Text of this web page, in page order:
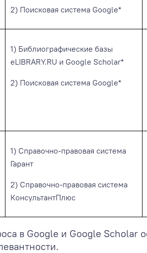
2) Поисковая система Google*
1) Библиографические базы
eLIBRARY.RU и Google Scholar*
2) Поисковая система Google*
1) Справочно-правовая система
Гарант
2) Справочно-правовая система
КонсультантПлюс
в Google и Google Scholar